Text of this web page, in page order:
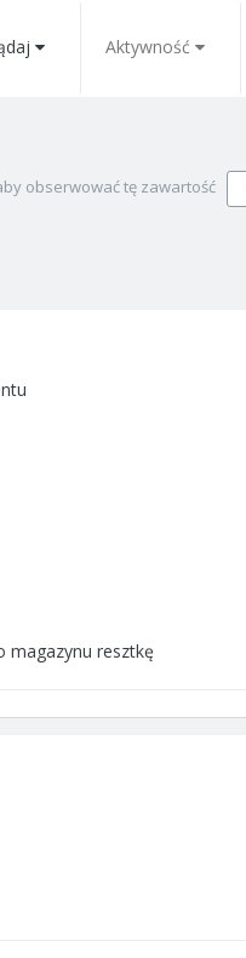
Aktywność
obserwować tę zawartość
magazynu resztkę